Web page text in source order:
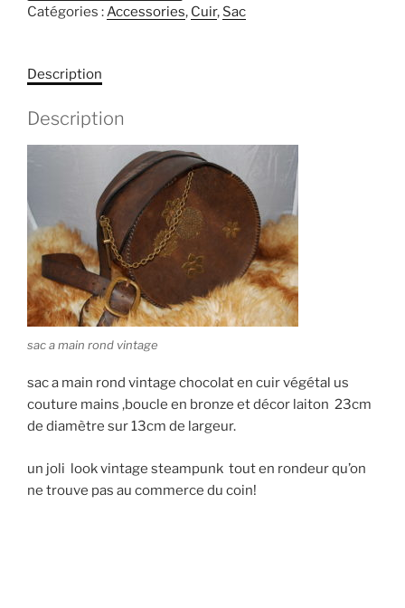
Catégories :Accessories, Cuir, Sac
Description
Description
sac a main rond vintage
sac a main rond vintage chocolat en cuir végétal us
couture mains ,boucle en bronze et décor laiton 23cm
de diamètre sur 13cm de largeur.
un joli look vintage steampunk tout en rondeur qu’on
ne trouve pas au commerce du coin!